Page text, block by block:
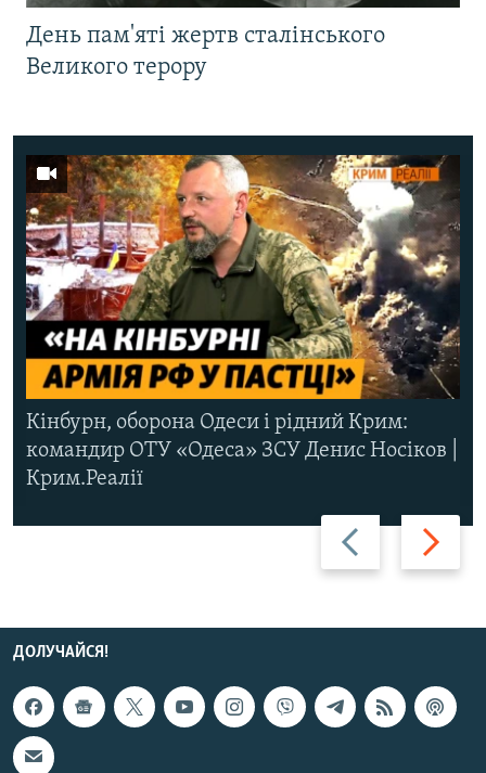
День пам'яті жертв сталінського
Великого терору
Назад Вперед
Кінбурн, оборона Одеси і рідний Крим:
командир ОТУ «Одеса» ЗСУ Денис Носіков |
Крим.Реалії
ДОЛУЧАЙСЯ!